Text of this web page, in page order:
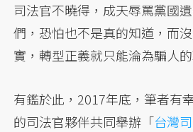
司法官不曉得，成天辱罵黨國
們，恐怕也不是真的知道，而
實，轉型正義就只能淪為騙人
有鑑於此，2017年底，筆者有
的司法官夥伴共同舉辦「台灣